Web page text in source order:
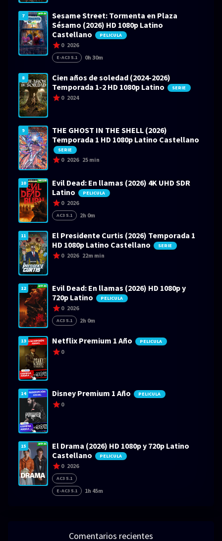
7
Sesame Street: Tormenta en Plaza
Sésamo (2026) HD 1080p Latino
Castellano
PELICULA
0 2026
E-AC3 5.1 0h 30m
8
Cien años de soledad (2024-2026)
Temporada 1-2 HD 1080p Latino
SERIE
0 2024
9
THE GHOST IN THE SHELL (2026)
Temporada 1 HD 1080p Latino Castellano
SERIE
0 2026 25 min
10
Evil Dead: En llamas (2026) 4K UHD SDR
Latino
PELICULA
0 2026
AC3 5.1 2h 0m
11
El Presidente Curtis (2026) Temporada 1
HD 1080p Latino Castellano
SERIE
0 2026 22m min
12
Evil Dead: En llamas (2026) HD 1080p y
720p Latino
PELICULA
0 2026
AC3 5.1 2h 0m
13 Netflix Premium 1 Año PELICULA
0
14 Disney Premium 1 Año PELICULA
0
15
El Drama (2026) HD 1080p y 720p Latino
Castellano
PELICULA
0 2026
AC3 5.1
E-AC3 5.1
1h 45m
Comentarios recientes